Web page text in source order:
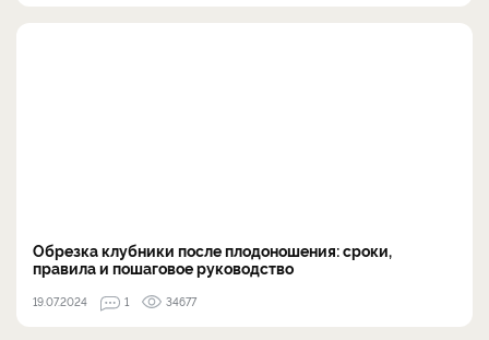
Обрезка клубники после плодоношения: сроки,
правила и пошаговое руководство
19.07.2024 1 34677